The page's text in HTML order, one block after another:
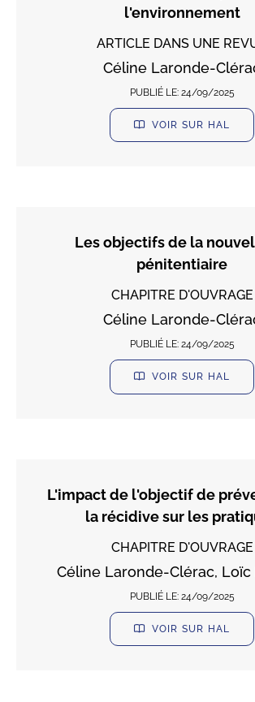
l'environnement
ARTICLE DANS UNE
Céline Laronde-
PUBLIÉ LE: 24/09/2025
VOIR SUR HAL
Les objectifs de la
pénitentiaire
CHAPITRE D'OUVRAGE
Céline Laronde-
PUBLIÉ LE: 24/09/2025
VOIR SUR HAL
L'impact de l'objectif de
la récidive sur les
CHAPITRE D'OUVRAGE
Céline Laronde-Clérac,
PUBLIÉ LE: 24/09/2025
VOIR SUR HAL